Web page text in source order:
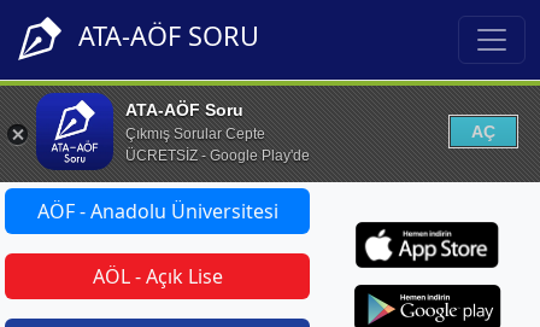
ATA-AÖF SORU
ATA-AÖF Soru
Çıkmış Sorular Cepte
ÜCRETSİZ - Google Play'de
AÇ
AÖF - Anadolu Üniversitesi
AÖL - Açık Lise